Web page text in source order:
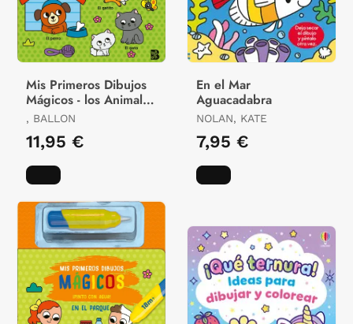
Mis Primeros Dibujos
Mágicos - los Animales
Domésticos
, BALLON
11,95 €
En el Mar
Aguacadabra
NOLAN, KATE
7,95 €